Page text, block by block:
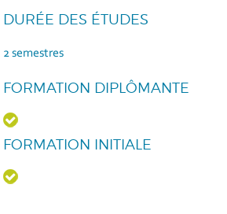
DURÉE DES ÉTUDES
2 semestres
FORMATION DIPLÔMANTE
FORMATION INITIALE